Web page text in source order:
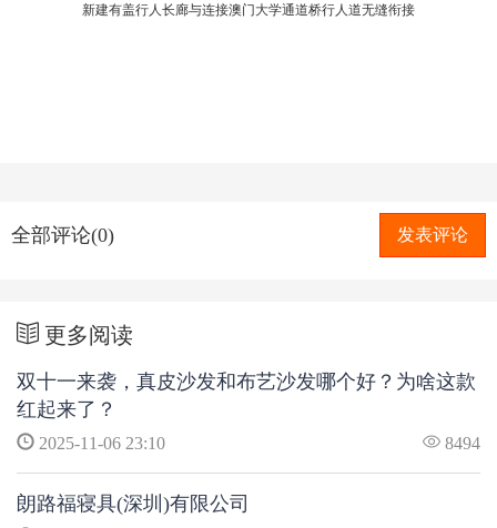
新建有盖行人长廊与连接澳门大学通道桥行人道无缝衔接
全部评论(0) 发表评论
更多阅读
双十一来袭，真皮沙发和布艺沙发哪个好？为啥这款
红起来了？
2025-11-06 23:10 8494
朗路福寝具(深圳)有限公司